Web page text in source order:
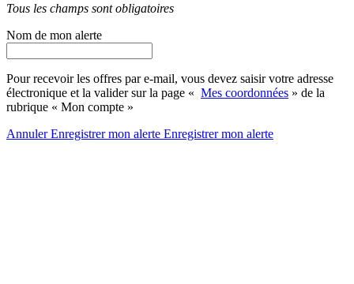
Tous les champs sont obligatoires
Nom de mon alerte
Pour recevoir les offres par e-mail, vous devez saisir votre adresse
électronique et la valider sur la page « Mes coordonnées » de la
rubrique « Mon compte »
AnnulerEnregistrer mon alerte Enregistrermon alerte